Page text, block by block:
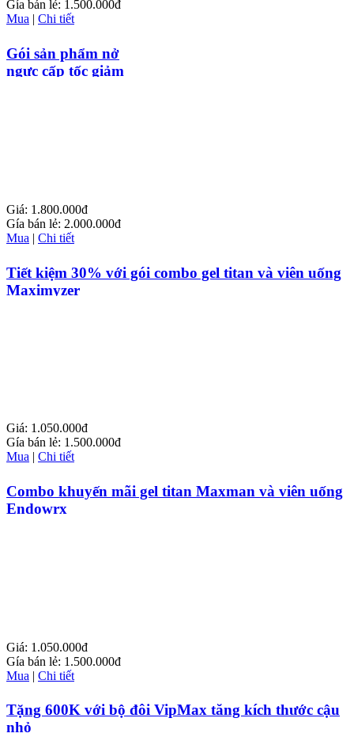
Gía bán lẻ: 1.500.000đ
Mua | Chi tiết
Gói sản phẩm nở
ngực cấp tốc giảm
Giá: 1.800.000đ
Gía bán lẻ: 2.000.000đ
Mua | Chi tiết
Tiết kiệm 30% với gói combo gel titan và viên uống
Maximyzer
Giá: 1.050.000đ
Gía bán lẻ: 1.500.000đ
Mua | Chi tiết
Combo khuyến mãi gel titan Maxman và viên uống
Endowrx
Giá: 1.050.000đ
Gía bán lẻ: 1.500.000đ
Mua | Chi tiết
Tặng 600K với bộ đôi VipMax tăng kích thước cậu
nhỏ